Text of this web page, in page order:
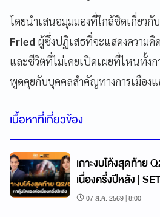
โดยนำเสนอมุมมองที่ใกล้ชิดเกี่ยวกั
Fried ผู้ซึ่งปฏิเสธที่จะแสดงความคิ
และชีวิตที่ไม่เคยเปิดเผยที่ไหนทั้งก
พูดคุยกับบุคคลสำคัญทางการเมือง
เนื้อหาที่เกี่ยวข้อง
เกาะงบโค้งสุดท้าย
เนื่องครึ่งปีหลัง |
07 ส.ค. 2569 | 8:00